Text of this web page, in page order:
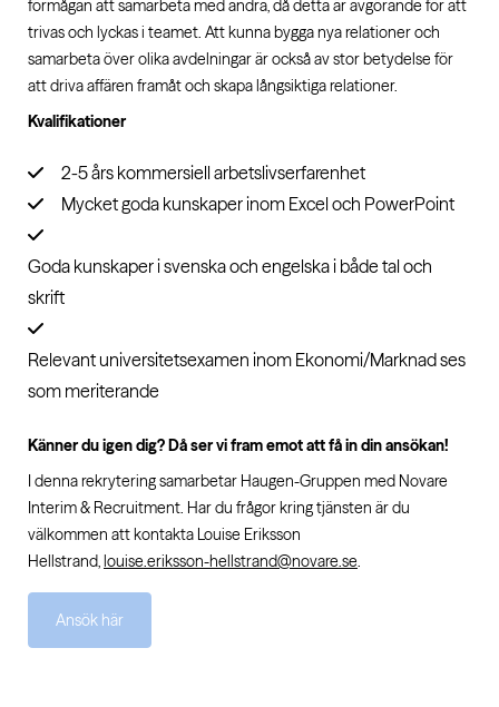
förmågan att samarbeta med andra, då detta är avgörande för att
trivas och lyckas i teamet. Att kunna bygga nya relationer och
samarbeta över olika avdelningar är också av stor betydelse för
att driva affären framåt och skapa långsiktiga relationer.
Kvalifikationer
2-5 års kommersiell arbetslivserfarenhet
Mycket goda kunskaper inom Excel och PowerPoint
Goda kunskaper i svenska och engelska i både tal och
skrift
Relevant universitetsexamen inom Ekonomi/Marknad ses
som meriterande
Känner du igen dig? Då ser vi fram emot att få in din ansökan!
I denna rekrytering samarbetar Haugen-Gruppen med Novare
Interim & Recruitment. Har du frågor kring tjänsten är du
välkommen att kontakta Louise Eriksson
Hellstrand,louise.eriksson-hellstrand@novare.se.
Ansök här